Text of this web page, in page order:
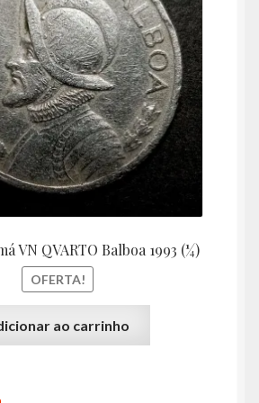
VN QVARTO Balboa 1993 (¼)
OFERTA!
era:
R$36,00.
ao carrinho